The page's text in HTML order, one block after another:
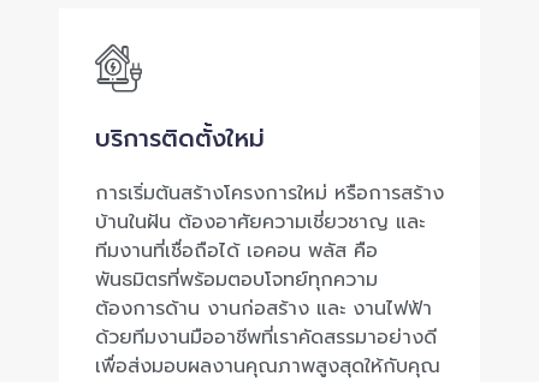
บริการติดตั้งใหม่
การเริ่มต้นสร้างโครงการใหม่ หรือการสร้าง
บ้านในฝัน ต้องอาศัยความเชี่ยวชาญ และ
ทีมงานที่เชื่อถือได้ เอคอน พลัส คือ
พันธมิตรที่พร้อมตอบโจทย์ทุกความ
ต้องการด้าน งานก่อสร้าง และ งานไฟฟ้า
ด้วยทีมงานมืออาชีพที่เราคัดสรรมาอย่างดี
เพื่อส่งมอบผลงานคุณภาพสูงสุดให้กับคุณ